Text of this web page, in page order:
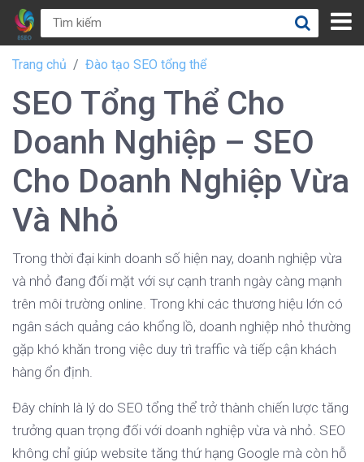
Trang chủ Đào tạo SEO tổng thể
SEO Tổng Thể Cho
Doanh Nghiệp – SEO
Cho Doanh Nghiệp Vừa
Và Nhỏ
Trong thời đại kinh doanh số hiện nay, doanh nghiệp vừa
và nhỏ đang đối mặt với sự cạnh tranh ngày càng mạnh
trên môi trường online. Trong khi các thương hiệu lớn có
ngân sách quảng cáo khổng lồ, doanh nghiệp nhỏ thường
gặp khó khăn trong việc duy trì traffic và tiếp cận khách
hàng ổn định.
Đây chính là lý do SEO tổng thể trở thành chiến lược tăng
trưởng quan trọng đối với doanh nghiệp vừa và nhỏ. SEO
không chỉ giúp website tăng thứ hạng Google mà còn hỗ